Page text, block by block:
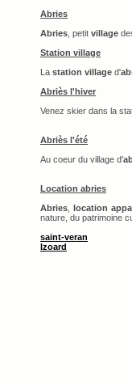
Abries
Abries , petit village
Station village
La station village d'
Abriès l'hiver
Venez skier dans la
Abriès l'été
Au coeur du village d'
Location abries
Abries ,location
nature, du patrimoine
saint-veran
Izoard